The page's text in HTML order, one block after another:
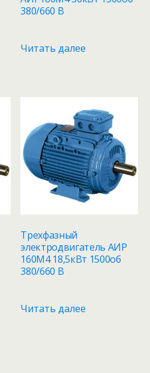
380/660 В
Читать далее
Трехфазный
электродвигатель АИР
160M4 18,5кВт 1500об
380/660 В
Читать далее